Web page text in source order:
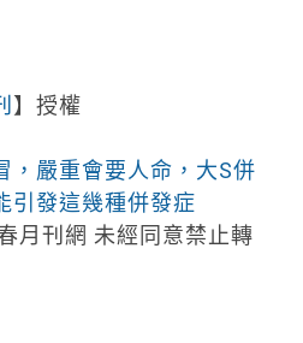
】授權
，嚴重會要人命，大S併
引發這幾種併發症
月刊網 未經同意禁止轉